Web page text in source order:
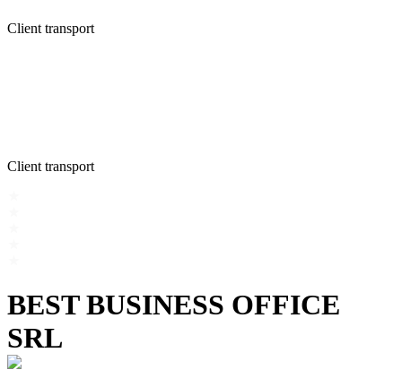
Client transport
Client transport
BEST BUSINESS OFFICE
SRL